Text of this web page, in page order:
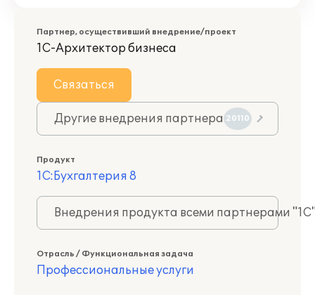
Партнер, осуществивший внедрение/проект
1С-Архитектор бизнеса
Связаться
Другие внедрения партнера 20110
Продукт
1С:Бухгалтерия 8
Внедрения продукта всеми партнерами
Отрасль / Функциональная задача
Профессиональные услуги